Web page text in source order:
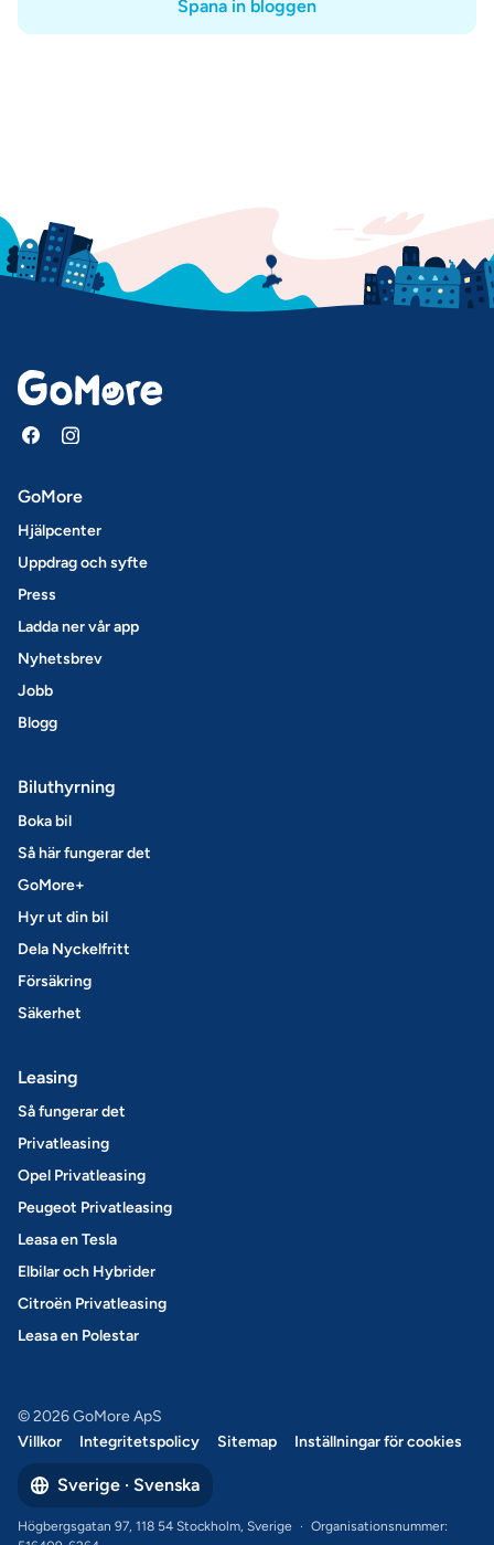
Spana in bloggen
GoMore
Hjälpcenter
Uppdrag och syfte
Press
Ladda ner vår app
Nyhetsbrev
Jobb
Blogg
Biluthyrning
Boka bil
Så här fungerar det
GoMore+
Hyr ut din bil
Dela Nyckelfritt
Försäkring
Säkerhet
Leasing
Så fungerar det
Privatleasing
Opel Privatleasing
Peugeot Privatleasing
Leasa en Tesla
Elbilar och Hybrider
Citroën Privatleasing
Leasa en Polestar
© 2026 GoMore ApS
Villkor
Integritetspolicy Sitemap Inställningar för cookies
Sverige · Svenska
Högbergsgatan 97, 118 54 Stockholm, Sverige · Organisationsnummer: